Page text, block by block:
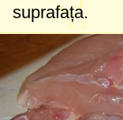
suprafața.